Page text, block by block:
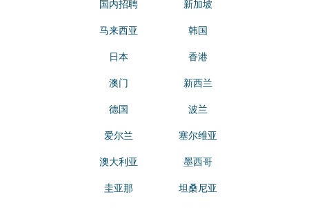
国内招聘 新加坡
马来西亚 韩国
日本 香港
澳门 新西兰
德国 波兰
爱尔兰 塞尔维亚
澳大利亚 墨西哥
圭亚那 坦桑尼亚